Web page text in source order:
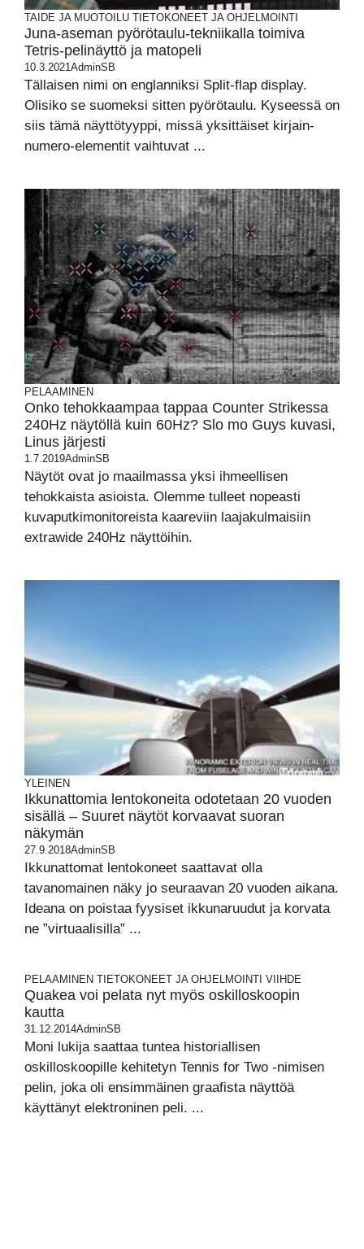
TAIDE JA MUOTOILU TIETOKONEET JA OHJELMOINTI
Juna-aseman pyörötaulu-tekniikalla toimiva
Tetris-pelinäyttö ja matopeli
10.3.2021AdminSB
Tällaisen nimi on englanniksi Split-flap display.
Olisiko se suomeksi sitten pyörötaulu. Kyseessä on
siis tämä näyttötyyppi, missä yksittäiset kirjain-
numero-elementit vaihtuvat ...
PELAAMINEN
Onko tehokkaampaa tappaa Counter Strikessa
240Hz näytöllä kuin 60Hz? Slo mo Guys kuvasi,
Linus järjesti
1.7.2019AdminSB
Näytöt ovat jo maailmassa yksi ihmeellisen
tehokkaista asioista. Olemme tulleet nopeasti
kuvaputkimonitoreista kaareviin laajakulmaisiin
extrawide 240Hz näyttöihin.
YLEINEN
Ikkunattomia lentokoneita odotetaan 20 vuoden
sisällä – Suuret näytöt korvaavat suoran
näkymän
27.9.2018AdminSB
Ikkunattomat lentokoneet saattavat olla
tavanomainen näky jo seuraavan 20 vuoden aikana.
Ideana on poistaa fyysiset ikkunaruudut ja korvata
ne ”virtuaalisilla” ...
PELAAMINEN TIETOKONEET JA OHJELMOINTI VIIHDE
Quakea voi pelata nyt myös oskilloskoopin
kautta
31.12.2014AdminSB
Moni lukija saattaa tuntea historiallisen
oskilloskoopille kehitetyn Tennis for Two -nimisen
pelin, joka oli ensimmäinen graafista näyttöä
käyttänyt elektroninen peli. ...